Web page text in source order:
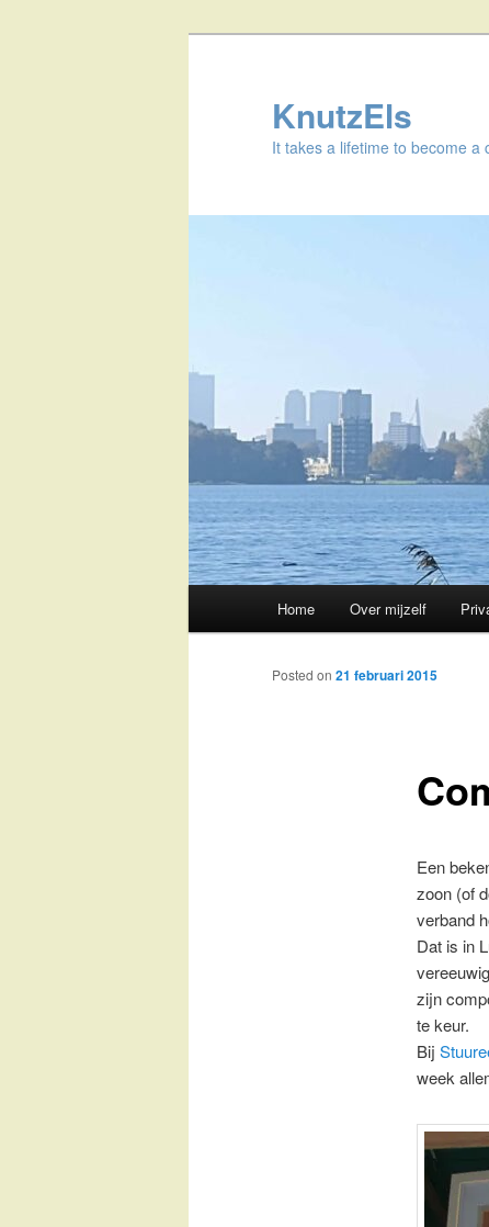
KnutzEls
It takes a lifetime to become a
Skip
to
Home Over mijzelf
Posted on 21 februari 2015
Een
zoon (of
verband
Dat is in
zijn
te keur.
Bij
week